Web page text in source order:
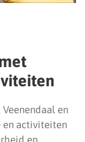
en
en activiteiten